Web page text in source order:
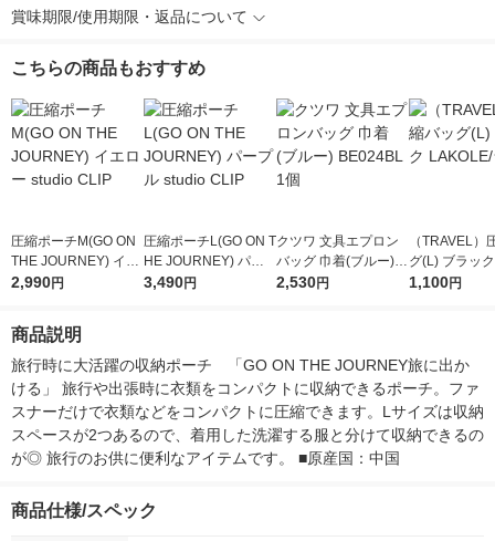
賞味期限/使用期限・返品について
こちらの商品もおすすめ
圧縮ポーチM(GO ON
THE JOURNEY) イエ
ロー studio CLIP
2,990円
圧縮ポーチL(GO ON T
HE JOURNEY) パー
プル studio CLIP
3,490円
クツワ 文具エプロン
バッグ 巾着(ブルー) B
E024BL 1個
2,530円
（TRAVEL）
グ(L) ブラッ
E/ラコレ
1,100円
商品説明
旅行時に大活躍の収納ポーチ　「GO ON THE JOURNEY旅に出か
ける」 旅行や出張時に衣類をコンパクトに収納できるポーチ。ファ
スナーだけで衣類などをコンパクトに圧縮できます。Lサイズは収納
スペースが2つあるので、着用した洗濯する服と分けて収納できるの
が◎ 旅行のお供に便利なアイテムです。 ■原産国：中国
商品仕様/スペック